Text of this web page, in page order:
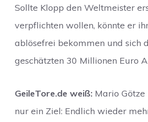
Sollte Klopp den Weltmeister
verpflichten wollen, könnte er
ablösefrei bekommen und sich
geschätzten 30 Millionen Euro
GeileTore.de weiß: Mario
nur ein Ziel: Endlich wieder